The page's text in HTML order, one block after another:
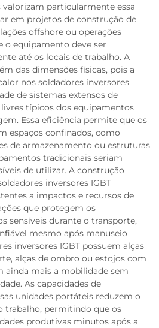
particularmente essa
em projetos de construção de
offshore ou operações
o equipamento deve ser
até os locais de trabalho. A
das dimensões físicas, pois a
nos soldadores inversores
de sistemas extensos de
típicos dos equipamentos
Essa eficiência permite que os
espaços confinados, como
de armazenamento ou estruturas
tradicionais seriam
de utilizar. A construção
inversores IGBT
a impactos e recursos de
que protegem os
sensíveis durante o transporte,
mesmo após manuseio
inversores IGBT possuem alças
alças de ombro ou estojos com
ainda mais a mobilidade sem
As capacidades de
unidades portáteis reduzem o
trabalho, permitindo que os
produtivas minutos após a